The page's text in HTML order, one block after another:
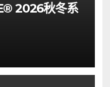
2026秋冬系